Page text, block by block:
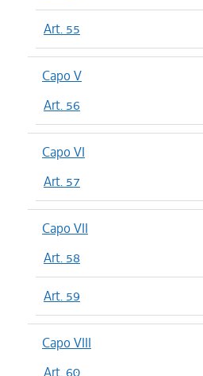
Art. 55
Capo V
Art. 56
Capo VI
Art. 57
Capo VII
Art. 58
Art. 59
Capo VIII
Art. 60